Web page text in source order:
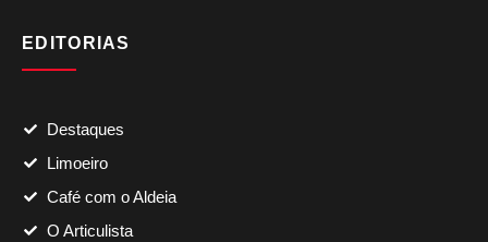
EDITORIAS
Destaques
Limoeiro
Café com o Aldeia
O Articulista